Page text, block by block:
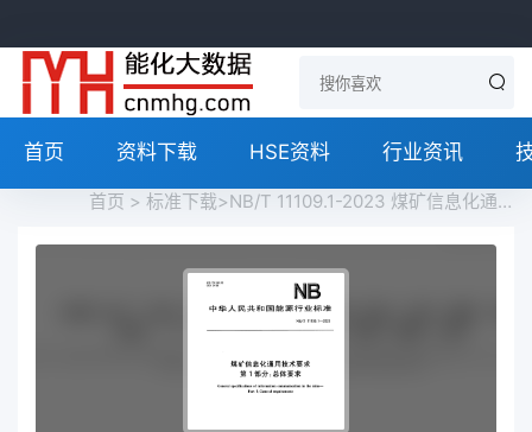
首页 资料下载 HSE资料 行业资讯
首页 > 标准下载>NB/T 11109.1-2023 煤矿信息化通用技术要求 第1部分：总体要求免费下载